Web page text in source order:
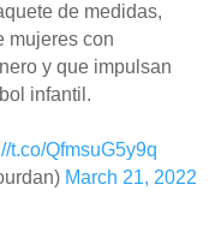
de medidas,
mujeres con
y que impulsan
infantil.
t.co/QfmsuG5y9q
March 21, 2022